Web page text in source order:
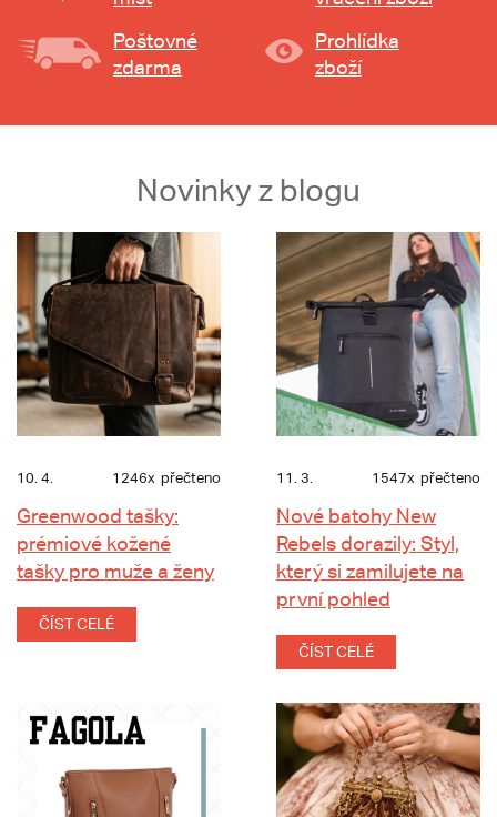
Poštovné
zdarma
Prohlídka
zboží
Novinky z blogu
10. 4. 1246x přečteno
Greenwood tašky:
prémiové kožené
tašky pro muže a ženy
ČÍST CELÉ
11. 3. 1547x přečteno
Nové batohy New
Rebels dorazily: Styl,
který si zamilujete na
první pohled
ČÍST CELÉ